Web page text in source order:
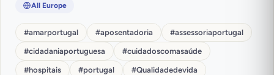
All Europe
#amarportugal #aposentadoria #assessoriaportugal
#cidadaniaportuguesa #cuidadoscomasaúde
#hospitais #portugal #Qualidadedevida